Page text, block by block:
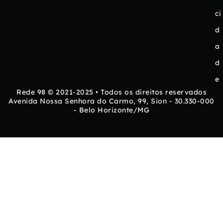
ci
d
a
d
e
Rede 98 © 2021-2025 • Todos os direitos reservados
Avenida Nossa Senhora do Carmo, 99, Sion - 30.330-000
- Belo Horizonte/MG